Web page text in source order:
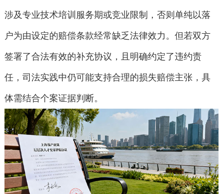
涉及专业技术培训服务期或竞业限制，否则单纯以落
户为由设定的赔偿条款经常缺乏法律效力。但若双方
签署了合法有效的补充协议，且明确约定了违约责
任，司法实践中仍可能支持合理的损失赔偿主张，具
体需结合个案证据判断。